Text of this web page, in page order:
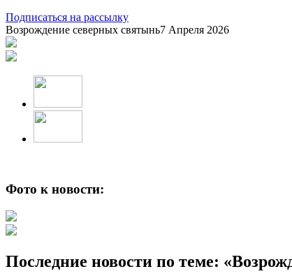
Подписаться на рассылку
Возрождение северных святынь7 Апреля 2026
Фото к новости:
Последние новости по теме: